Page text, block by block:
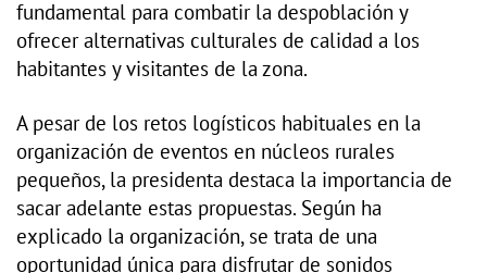
fundamental para combatir la despoblación y
ofrecer alternativas culturales de calidad a los
habitantes y visitantes de la zona.
A pesar de los retos logísticos habituales en la
organización de eventos en núcleos rurales
pequeños, la presidenta destaca la importancia de
sacar adelante estas propuestas. Según ha
explicado la organización, se trata de una
oportunidad única para disfrutar de sonidos